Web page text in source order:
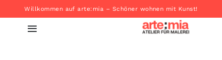
Inhalt
springen
Willkommen auf arte:mia – Schöner wohnen mit Kunst!
Toggle